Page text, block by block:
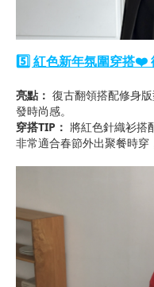
5️⃣ 紅色新年氛圍穿搭❤️
亮點： 復古翻領搭配修身
發時尚感。
穿搭TIP： 將紅色針織衫搭
非常適合春節外出聚餐時穿